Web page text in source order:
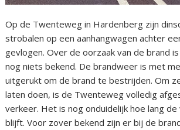
Op de Twenteweg in Hardenberg zijn
strobalen op een aanhangwagen achter
gevlogen. Over de oorzaak van de brand
nog niets bekend. De brandweer is met
uitgerukt om de brand te bestrijden. Om
laten doen, is de Twenteweg volledig
verkeer. Het is nog onduidelijk hoe lang
blijft. Voor zover bekend zijn er bij de